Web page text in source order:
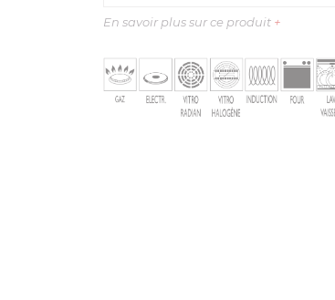
En savoir plus sur ce produit +